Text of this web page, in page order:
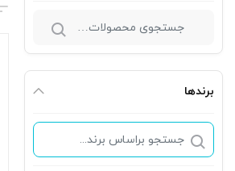
برندها